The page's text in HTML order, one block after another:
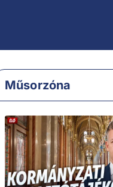
Műsorzóna